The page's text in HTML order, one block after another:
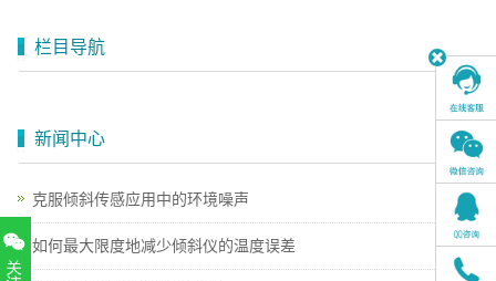
栏目导航
新闻中心
克服倾斜传感应用中的环境噪声
如何最大限度地减少倾斜仪的温度误差